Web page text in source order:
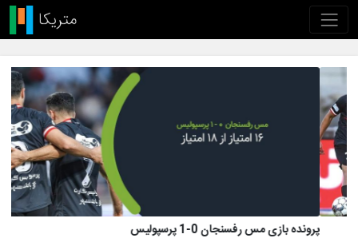
پرونده بازی تراکتور 1 (8)-(7) 1 پرسپولیس